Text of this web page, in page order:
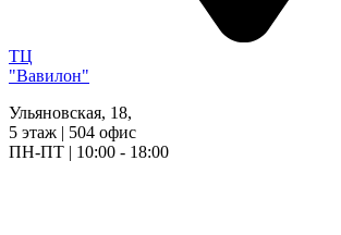
ТЦ
"Вавилон"
Ульяновская, 18,
5 этаж | 504 офис
ПН-ПТ | 10:00 - 18:00